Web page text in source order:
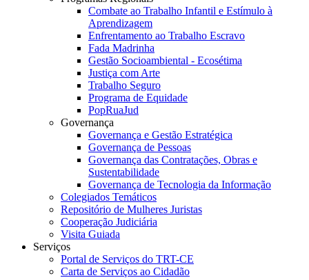
Combate ao Trabalho Infantil e Estímulo à
Aprendizagem
Enfrentamento ao Trabalho Escravo
Fada Madrinha
Gestão Socioambiental - Ecosétima
Justiça com Arte
Trabalho Seguro
Programa de Equidade
PopRuaJud
Governança
Governança e Gestão Estratégica
Governança de Pessoas
Governança das Contratações, Obras e
Sustentabilidade
Governança de Tecnologia da Informação
Colegiados Temáticos
Repositório de Mulheres Juristas
Cooperação Judiciária
Visita Guiada
Serviços
Portal de Serviços do TRT-CE
Carta de Serviços ao Cidadão